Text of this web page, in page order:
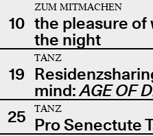
10
ZUM MITMACHEN
the pleasure of
the night
19
TANZ
mind:AGE OF
25
TANZ
Pro Senectute